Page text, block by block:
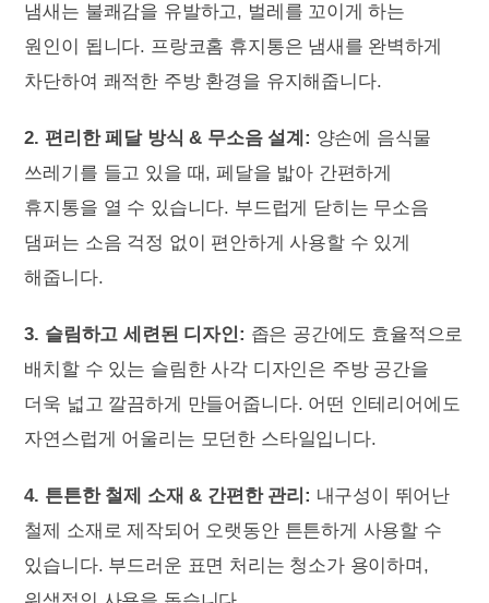
냄새는 불쾌감을 유발하고, 벌레를 꼬이게 하는
원인이 됩니다. 프랑코홈 휴지통은 냄새를 완벽하게
차단하여 쾌적한 주방 환경을 유지해줍니다.
2. 편리한 페달 방식 & 무소음 설계: 양손에 음식물
쓰레기를 들고 있을 때, 페달을 밟아 간편하게
휴지통을 열 수 있습니다. 부드럽게 닫히는 무소음
댐퍼는 소음 걱정 없이 편안하게 사용할 수 있게
해줍니다.
3. 슬림하고 세련된 디자인: 좁은 공간에도 효율적으로
배치할 수 있는 슬림한 사각 디자인은 주방 공간을
더욱 넓고 깔끔하게 만들어줍니다. 어떤 인테리어에도
자연스럽게 어울리는 모던한 스타일입니다.
4. 튼튼한 철제 소재 & 간편한 관리: 내구성이 뛰어난
철제 소재로 제작되어 오랫동안 튼튼하게 사용할 수
있습니다. 부드러운 표면 처리는 청소가 용이하며,